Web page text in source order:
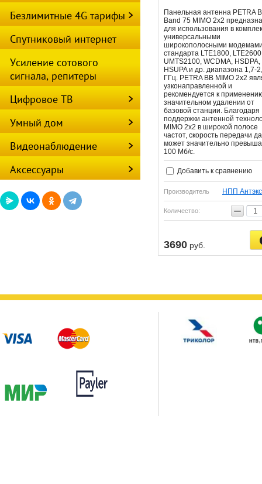
Панельная антенна PETRA
Band 75 MIMO 2x2
для использования в
универсальными
широкополосными
стандарта LTE1800,
UMTS2100, WCDMA, HSDPA,
HSUPA и др. диапазона 1,7-
ГГц. PETRA BB MIMO 2x2
узконаправленной и
рекомендуется к
значительном удалении от
базовой станции. Благодаря
поддержки антенной
MIMO 2x2 в широкой полосе
частот, скорость передачи
может значительно
100 Мб/с.
Добавить к сравнению
Производитель НПП Антэкс
Количество: −
3690 руб.
Безлимитные 4G тарифы
Спутниковый интернет
Усиление сотового
сигнала, репитеры
Цифровое ТВ
Умный дом
Видеонаблюдение
Аксессуары